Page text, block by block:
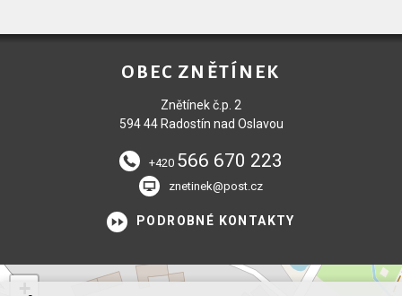
OBEC ZNĚTÍNEK
Znětínek č.p. 2
594 44 Radostín nad Oslavou
+420 566 670 223
znetinek@post.cz
PODROBNÉ KONTAKTY